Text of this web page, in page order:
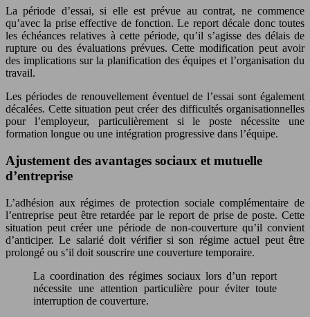
La période d’essai, si elle est prévue au contrat, ne commence
qu’avec la prise effective de fonction. Le report décale donc toutes
les échéances relatives à cette période, qu’il s’agisse des délais de
rupture ou des évaluations prévues. Cette modification peut avoir
des implications sur la planification des équipes et l’organisation du
travail.
Les périodes de renouvellement éventuel de l’essai sont également
décalées. Cette situation peut créer des difficultés organisationnelles
pour l’employeur, particulièrement si le poste nécessite une
formation longue ou une intégration progressive dans l’équipe.
Ajustement des avantages sociaux et mutuelle
d’entreprise
L’adhésion aux régimes de protection sociale complémentaire de
l’entreprise peut être retardée par le report de prise de poste. Cette
situation peut créer une période de non-couverture qu’il convient
d’anticiper. Le salarié doit vérifier si son régime actuel peut être
prolongé ou s’il doit souscrire une couverture temporaire.
La coordination des régimes sociaux lors d’un report
nécessite une attention particulière pour éviter toute
interruption de couverture.